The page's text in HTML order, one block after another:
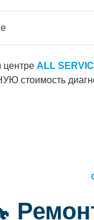
центре ALL
стоимость